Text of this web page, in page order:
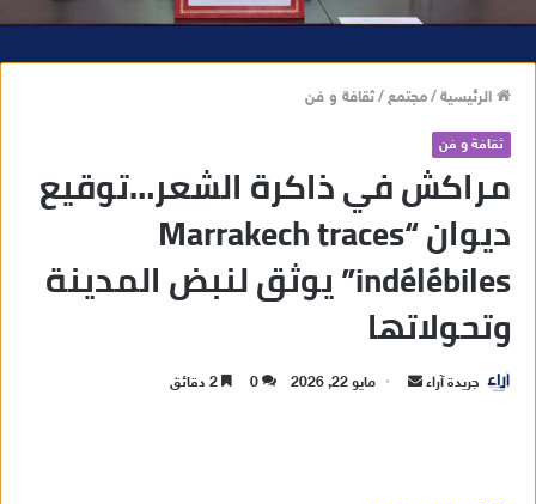
الرئيسية/مجتمع/ثقافة و فن
ثقافة و فن
مراكش في ذاكرة الشعر…توقيع
ديوان “Marrakech traces
indélébiles” يوثق لنبض المدينة
وتحولاتها
جريدة آراء مايو 22, 2026 0